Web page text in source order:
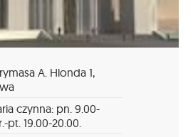
A. Hlonda 1,
czynna: pn. 9.00-
pt. 19.00-20.00.